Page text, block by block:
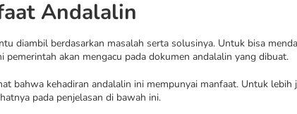
Andalalin
diambil berdasarkan masalah serta solusinya. Untuk bisa
pemerintah akan mengacu pada dokumen andalalin yang dibuat.
bahwa kehadiran andalalin ini mempunyai manfaat. Untuk
pada penjelasan di bawah ini.